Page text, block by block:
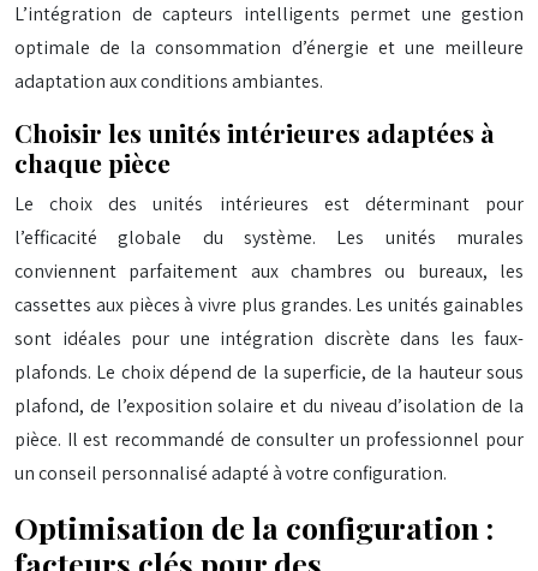
L’intégration de capteurs intelligents permet une gestion
optimale de la consommation d’énergie et une meilleure
adaptation aux conditions ambiantes.
Choisir les unités intérieures adaptées à
chaque pièce
Le choix des unités intérieures est déterminant pour
l’efficacité globale du système. Les unités murales
conviennent parfaitement aux chambres ou bureaux, les
cassettes aux pièces à vivre plus grandes. Les unités gainables
sont idéales pour une intégration discrète dans les faux-
plafonds. Le choix dépend de la superficie, de la hauteur sous
plafond, de l’exposition solaire et du niveau d’isolation de la
pièce. Il est recommandé de consulter un professionnel pour
un conseil personnalisé adapté à votre configuration.
Optimisation de la configuration :